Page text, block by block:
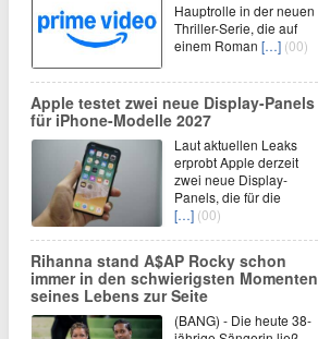
Hauptrolle in der neuen
Thriller-Serie, die auf
einem Roman […] (00)
Apple testet zwei neue Display-Panels
für iPhone-Modelle 2027
Laut aktuellen Leaks
erprobt Apple derzeit
zwei neue Display-
Panels, die für die
[…] (00)
Rihanna stand A$AP Rocky schon
immer in den schwierigsten Momenten
seines Lebens zur Seite
(BANG) - Die heute 38-